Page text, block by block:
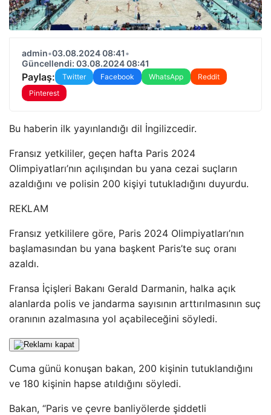
admin•03.08.2024 08:41•
Güncellendi: 03.08.2024 08:41
Paylaş: Twitter Facebook WhatsApp
Reddit
Pinterest
Bu haberin ilk yayınlandığı dil İngilizcedir.
Fransız yetkililer, geçen hafta Paris 2024
Olimpiyatları’nın açılışından bu yana cezai suçların
azaldığını ve polisin 200 kişiyi tutukladığını duyurdu.
REKLAM
Fransız yetkililere göre, Paris 2024 Olimpiyatları’nın
başlamasından bu yana başkent Paris’te suç oranı
azaldı.
Fransa İçişleri Bakanı Gerald Darmanin, halka açık
alanlarda polis ve jandarma sayısının arttırılmasının suç
oranının azalmasına yol açabileceğini söyledi.
Cuma günü konuşan bakan, 200 kişinin tutuklandığını
ve 180 kişinin hapse atıldığını söyledi.
Bakan, “Paris ve çevre banliyölerde şiddetli